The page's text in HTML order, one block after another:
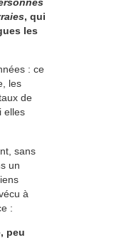
, qui
les
: ce
les
de
elles
sans
un
à
:
peu